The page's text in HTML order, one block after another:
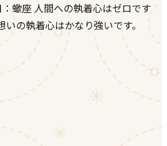
蠍座 人間への執着心はゼロです
の執着心はかなり強いです。